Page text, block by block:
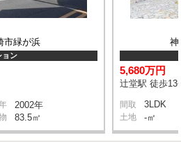
市緑が浜
ョン
2002年
83.5㎡
神
5,680万円
辻堂駅 徒歩13
間取 3LDK
土地 -㎡